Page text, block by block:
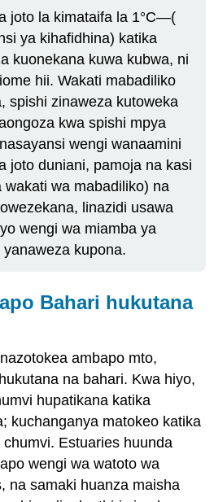
joto la kimataifa la 1°C—(
ya kihafidhina) katika
kuonekana kuwa kubwa, ni
hii. Wakati mabadiliko
spishi zinaweza kutoweka
kwa spishi mpya
wengi wanaamini
joto duniani, pamoja na kasi
wakati wa mabadiliko) na
linazidi usawa
wengi wa miamba ya
kupona.
Bahari hukutana
ambapo mto,
na bahari. Kwa hiyo,
hupatikana katika
kuchanganya matokeo katika
Estuaries huunda
wengi wa watoto wa
na samaki huanza maisha